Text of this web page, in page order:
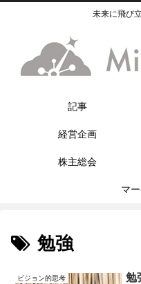
未来に飛び
記事
経営企画
株主総会
マ
勉強
ビジョン的思考 勉